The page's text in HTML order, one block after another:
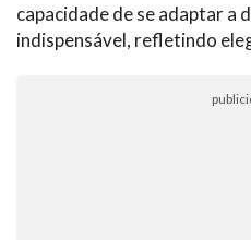
capacidade de se adaptar a
indispensável, refletindo